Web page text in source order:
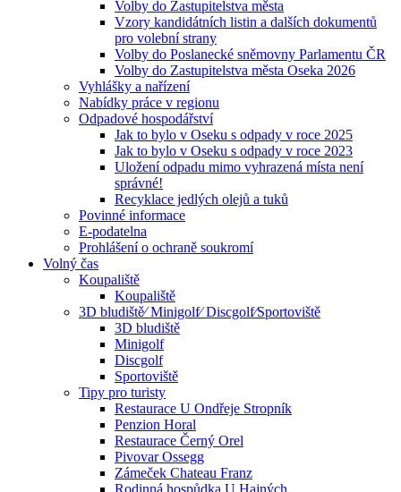
Volby do Zastupitelstva města
Vzory kandidátních listin a dalších dokumentů
pro volební strany
Volby do Poslanecké sněmovny Parlamentu ČR
Volby do Zastupitelstva města Oseka 2026
Vyhlášky a nařízení
Nabídky práce v regionu
Odpadové hospodářství
Jak to bylo v Oseku s odpady v roce 2025
Jak to bylo v Oseku s odpady v roce 2023
Uložení odpadu mimo vyhrazená místa není
správné!
Recyklace jedlých olejů a tuků
Povinné informace
E-podatelna
Prohlášení o ochraně soukromí
Volný čas
Koupaliště
Koupaliště
3D bludiště⁄ Minigolf⁄ Discgolf⁄Sportoviště
3D bludiště
Minigolf
Discgolf
Sportoviště
Tipy pro turisty
Restaurace U Ondřeje Stropník
Penzion Horal
Restaurace Černý Orel
Pivovar Ossegg
Zámeček Chateau Franz
Rodinná hospůdka U Hajných